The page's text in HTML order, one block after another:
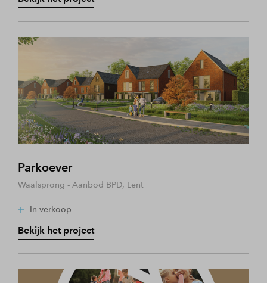
Parkoever
Waalsprong - Aanbod BPD, Lent
In verkoop
Bekijk het project